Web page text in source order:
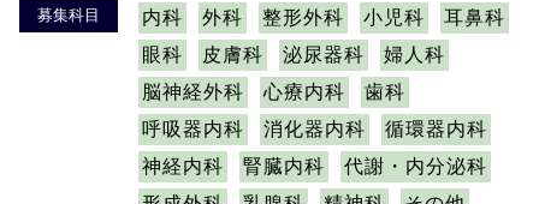
募集科目 内科 外科 整形外科 小児科
耳鼻科
眼科
皮膚科 泌尿器科
婦人科
脳神経外科
心療内科
歯科
呼吸器内科
消化器内科
循環器内科
神経内科
腎臓内科
代謝・内分泌科